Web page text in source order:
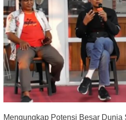
Mengungkap Potensi Besar Dunia